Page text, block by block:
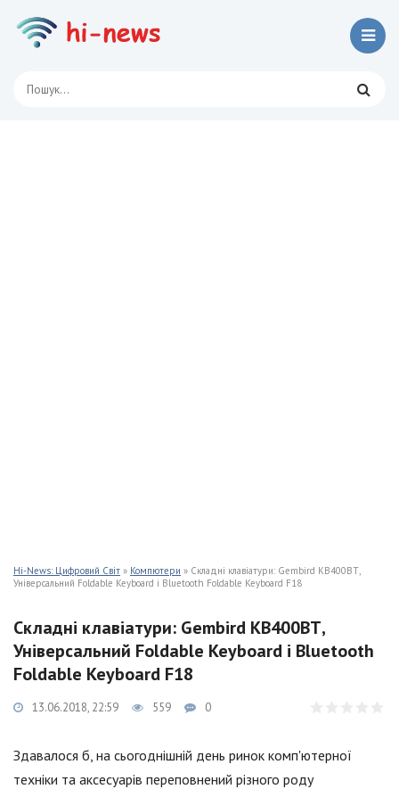
Hi-News: Цифровий Світ » Компютери » Складні клавіатури: Gembird КВ400ВТ,
Універсальний Foldable Keyboard і Bluetooth Foldable Keyboard F18
Складні клавіатури: Gembird КВ400ВТ,
Універсальний Foldable Keyboard і Bluetooth
Foldable Keyboard F18
13.06.2018, 22:59 559 0
Здавалося б, на сьогоднішній день ринок комп'ютерної
техніки та аксесуарів переповнений різного роду